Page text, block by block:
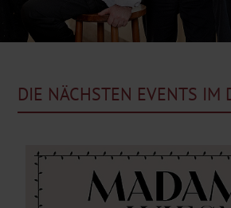
DIE NÄCHSTEN EVENTS IM